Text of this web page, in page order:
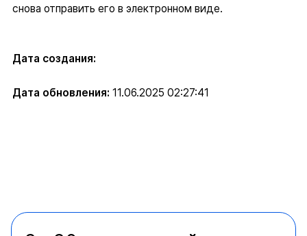
снова отправить его в электронном виде.
Дата создания:
Дата обновления: 11.06.2025 02:27:41